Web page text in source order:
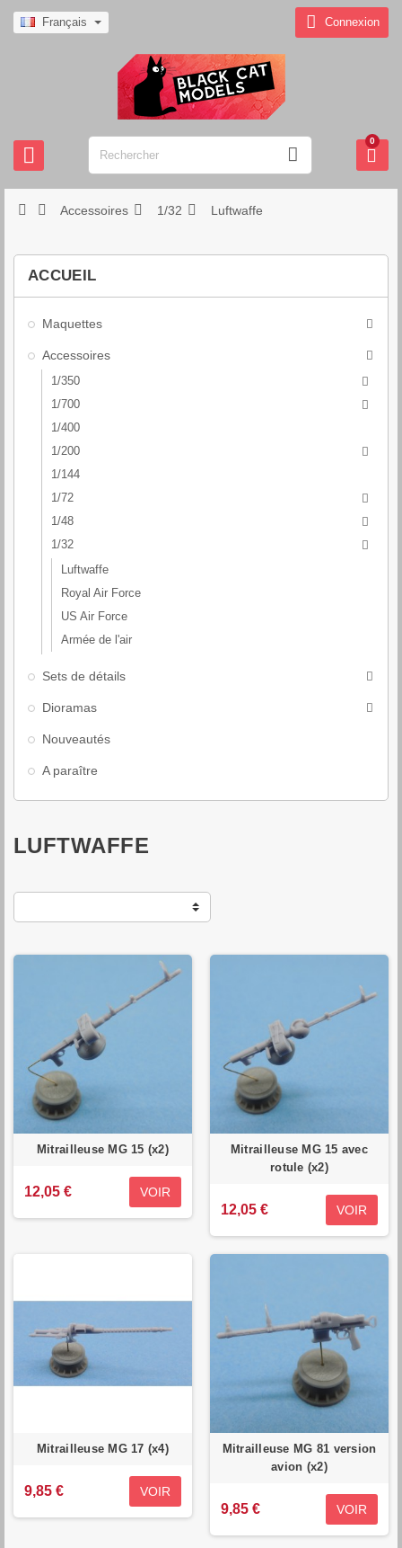
Français  Connexion
  
0
  Accessoires  1/32  Luftwaffe
ACCUEIL
Maquettes 
Accessoires

1/350

1/700

1/400
1/200

1/144
1/72

1/48

1/32

Luftwaffe
Royal Air Force
US Air Force
Armée de l'air
Sets de détails 
Dioramas 
Nouveautés
A paraître
LUFTWAFFE
Mitrailleuse MG 15 (x2)
12,05 € VOIR
Mitrailleuse MG 15 avec
rotule (x2)
12,05 € VOIR
Mitrailleuse MG 17 (x4)
9,85 € VOIR
Mitrailleuse MG 81 version
avion (x2)
9,85 € VOIR